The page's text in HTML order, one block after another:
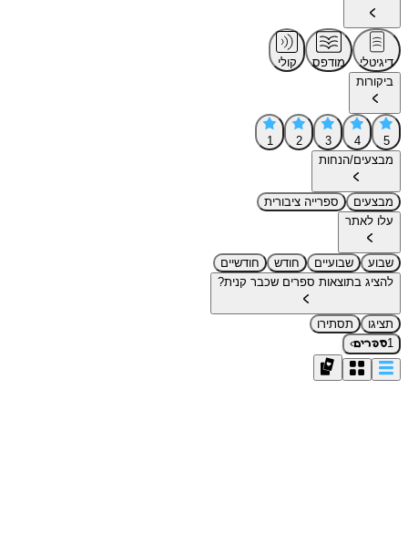
דיגיטלי מודפס
קולי
ביקורות
5
4
3
2
1
מבצעים/הנחות
מבצעים
ספרייה ציבורית
עלו לאתר
שבוע שבועיים חודש
חודשיים
להציג בתוצאות ספרים שכבר קנית?
תציגו
תסתירו
1ספרים›